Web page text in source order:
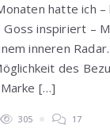
hatte ich –
Goss inspiriert –
inneren
des
[…]
305 17
DSGVO: Die
Analytics
folgenden Link